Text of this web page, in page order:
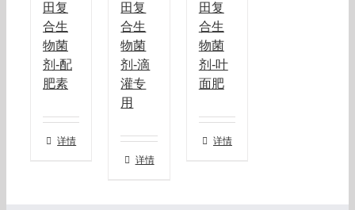
田复
合生
物菌
剂-配
肥素
详情
田复
合生
物菌
剂-滴
灌专
用
详情
田复
合生
物菌
剂-叶
面肥
详情